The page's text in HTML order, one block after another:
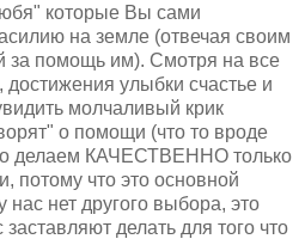
которые Вы сами
на земле (отвечая своим
за помощь им). Смотря на все
достижения улыбки счастье и
молчаливый крик
о помощи (что то вроде
делаем КАЧЕСТВЕННО только
потому что это основной
нас нет другого выбора, это
делать для того что